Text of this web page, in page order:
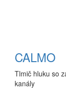
CALMO
Tlmič hluku so
kanály